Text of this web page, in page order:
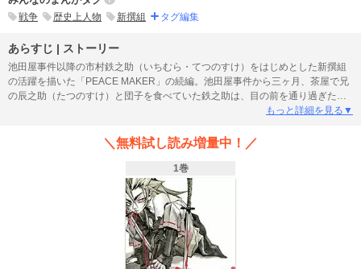
戦争 歴史上人物 新撰組 タグ編集
あらすじ | ストーリー
池田屋事件以降の市村鉄之助（いちむら・てつのすけ）をはじめとした新撰組
の活躍を描いた「PEACE MAKER」の続編。池田屋事件から三ヶ月、茶屋で兄
の辰之助（たつのすけ）と団子を食べていた鉄之助は、目の前を通り過ぎたド
レッドヘアの奇妙な男が、父親と同じ異国の歌を歌っていたのに気づき、彼を
と・りょうま）であり……!?
もっと詳細を見る▼
＼無料試し読み増量中！／
1巻